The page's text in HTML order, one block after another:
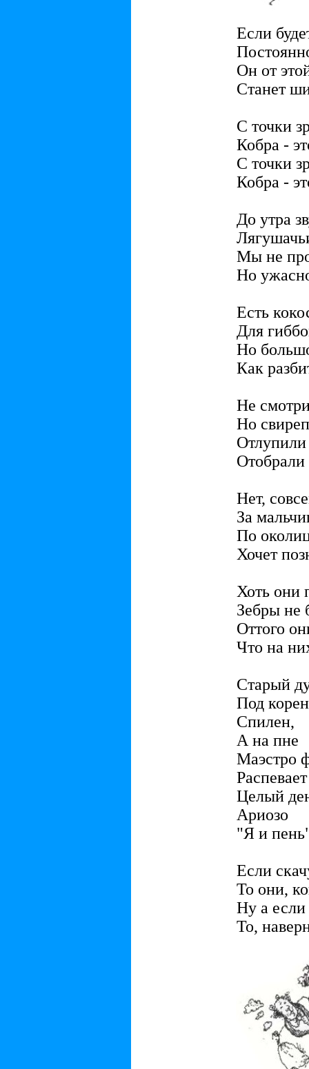
Если
Он от
Станет
С точки
Кобра -
С точки
Кобра -
До утра
Мы не
Но
Есть
Для
Но
Как
Не
Но
Нет,
За
По
Хочет
Хоть они
Зебры не
Оттого
Что на
Старый
Под
Спилен,
А на пне
Маэстро
Распевает
Целый
Ариозо
"Я и
Если
То они,
Ну а если
То,